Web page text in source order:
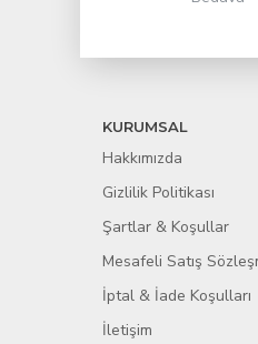
KURUMSAL
Hakkımızda
Gizlilik Politikası
Şartlar & Koşullar
Mesafeli Satış
İptal & İade Koşulları
İletişim